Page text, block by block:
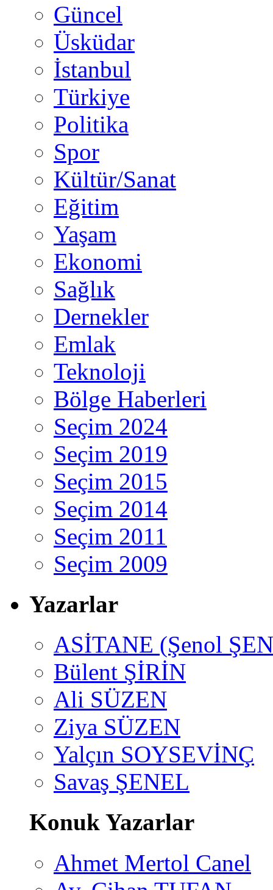
Güncel
Üsküdar
İstanbul
Türkiye
Politika
Spor
Kültür/Sanat
Eğitim
Yaşam
Ekonomi
Sağlık
Dernekler
Emlak
Teknoloji
Bölge Haberleri
Seçim 2024
Seçim 2019
Seçim 2015
Seçim 2014
Seçim 2011
Seçim 2009
Yazarlar
ASİTANE (Şenol
Bülent ŞİRİN
Ali SÜZEN
Ziya SÜZEN
Yalçın SOYSEVİNÇ
Savaş ŞENEL
Konuk Yazarlar
Ahmet Mertol Canel